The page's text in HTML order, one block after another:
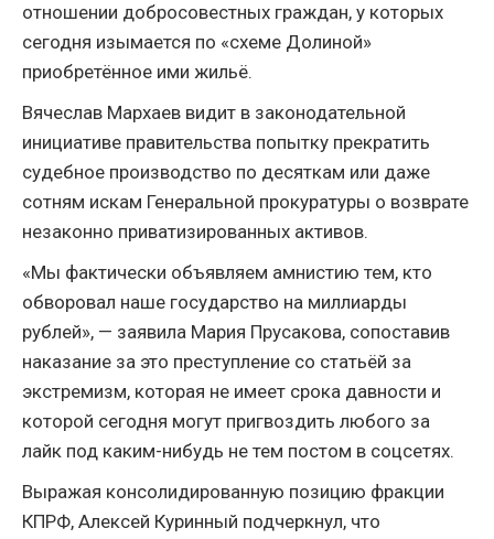
отношении добросовестных граждан, у которых
сегодня изымается по «схеме Долиной»
приобретённое ими жильё.
Вячеслав Мархаев видит в законодательной
инициативе правительства попытку прекратить
судебное производство по десяткам или даже
сотням искам Генеральной прокуратуры о возврате
незаконно приватизированных активов.
«Мы фактически объявляем амнистию тем, кто
обворовал наше государство на миллиарды
рублей», — заявила Мария Прусакова, сопоставив
наказание за это преступление со статьёй за
экстремизм, которая не имеет срока давности и
которой сегодня могут пригвоздить любого за
лайк под каким-нибудь не тем постом в соцсетях.
Выражая консолидированную позицию фракции
КПРФ, Алексей Куринный подчеркнул, что